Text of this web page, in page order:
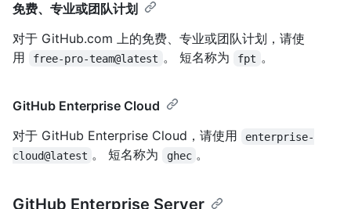
免费、专业或团队计划
对于 GitHub.com 上的免费、专业或团队计划，请使
用
free-pro-team@latest 。 短名称为 fpt 。
GitHub Enterprise Cloud
对于 GitHub Enterprise Cloud，请使用
enterprise-
cloud@latest 。 短名称为 ghec 。
GitHub Enterprise Server